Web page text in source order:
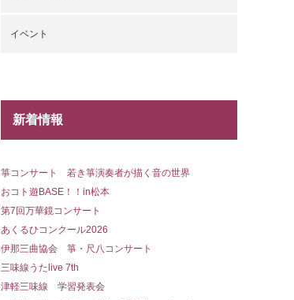
イベント
新着情報
箏コンサート 若き箏演奏者が描く音の世界
おコト遊BASE！！in松本
第7回万華鏡コンサート
あくるひコンクール2026
伊那三曲協会 箏・尺八コンサート
三味線うたlive 7th
津軽三味線 学習発表会